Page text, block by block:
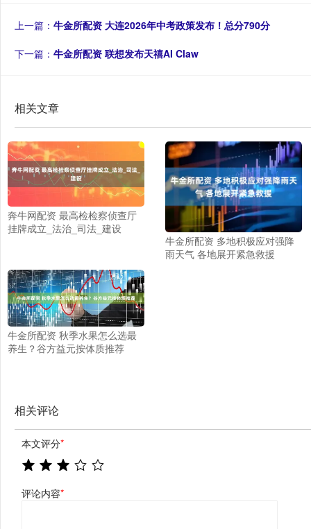
上一篇： 牛金所配资 大连2026年中考政策发布！总分790分
下一篇： 牛金所配资 联想发布天禧AI Claw
相关文章
奔牛网配资 最高检检察侦查厅
挂牌成立_法治_司法_建设
牛金所配资 多地积极应对强降
雨天气 各地展开紧急救援
牛金所配资 秋季水果怎么选最
养生？谷方益元按体质推荐
相关评论
本文评分*
评论内容*